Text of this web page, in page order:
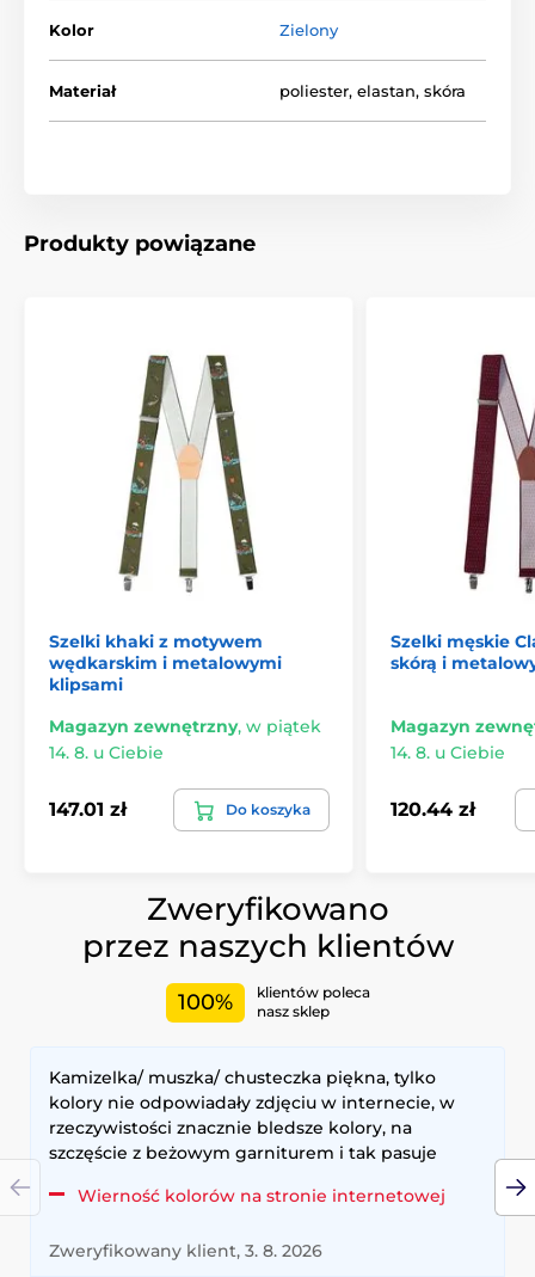
Kolor Zielony
Materiał poliester, elastan, skóra
Produkty powiązane
Szelki khaki z motywem
wędkarskim i metalowymi
klipsami
Magazyn zewnętrzny, w piątek
14. 8. u Ciebie
147.01 zł Do koszyka
Szelki męskie
skórą i
Magazyn
14. 8. u Ciebie
120.44 zł
Zweryfikowano
przez naszych klientów
100%
klientów poleca
nasz sklep
Kamizelka/ muszka/ chusteczka piękna, tylko
kolory nie odpowiadały zdjęciu w internecie, w
rzeczywistości znacznie bledsze kolory, na
szczęście z beżowym garniturem i tak pasuje
Wierność kolorów na stronie internetowej
Zweryfikowany klient, 3. 8. 2026